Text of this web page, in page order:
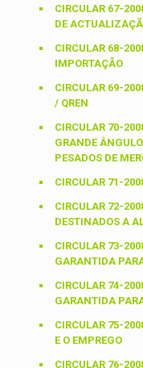
CIRCULAR 67-
DE
CIRCULAR 68-
IMPORTAÇÃO
CIRCULAR 69-
/ QREN
CIRCULAR 70-
GRANDE
PESADOS DE
CIRCULAR 71-
CIRCULAR 72-
DESTINADOS A
CIRCULAR 73-
GARANTIDA
CIRCULAR 74-
GARANTIDA
CIRCULAR 75-
E O EMPREGO
CIRCULAR 76-